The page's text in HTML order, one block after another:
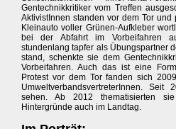
Gentechnikkritiker vom Treffen
AktivistInnen standen vor dem Tor
Kleinauto voller Grünen-Aufkleber
bei der Abfahrt im Vorbeifahren
stundenlang tapfer als Übungspartner
stand, schenkte sie dem
Vorbeifahren. Auch das ist eine
Protest vor dem Tor fanden sich
UmweltverbandsvertreterInnen.
sehen. Ab 2012 thematisierten
Hintergründe auch im Landtag.